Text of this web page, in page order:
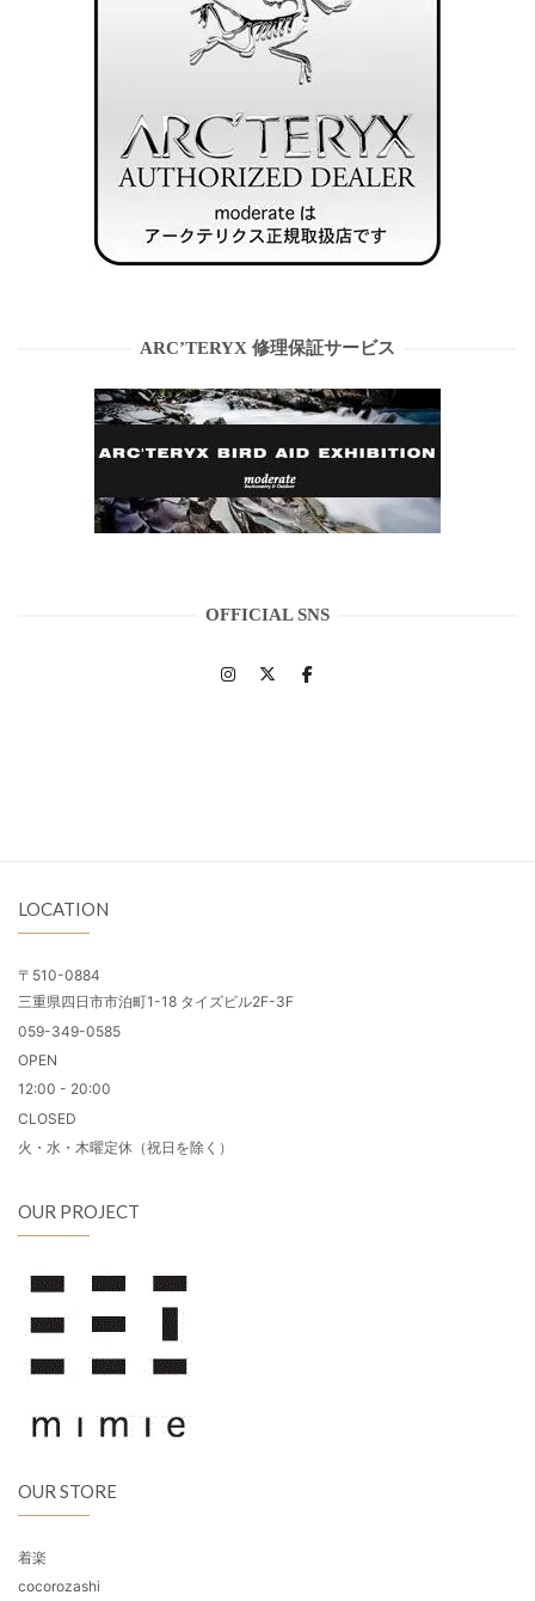
ARC’TERYX 修理保証サービス
OFFICIAL SNS
LOCATION
〒510-0884
三重県四日市市泊町1-18 タイズビル2F-3F
059-349-0585
OPEN
12:00 - 20:00
CLOSED
火・水・木曜定休（祝日を除く）
OUR PROJECT
OUR STORE
着楽
cocorozashi